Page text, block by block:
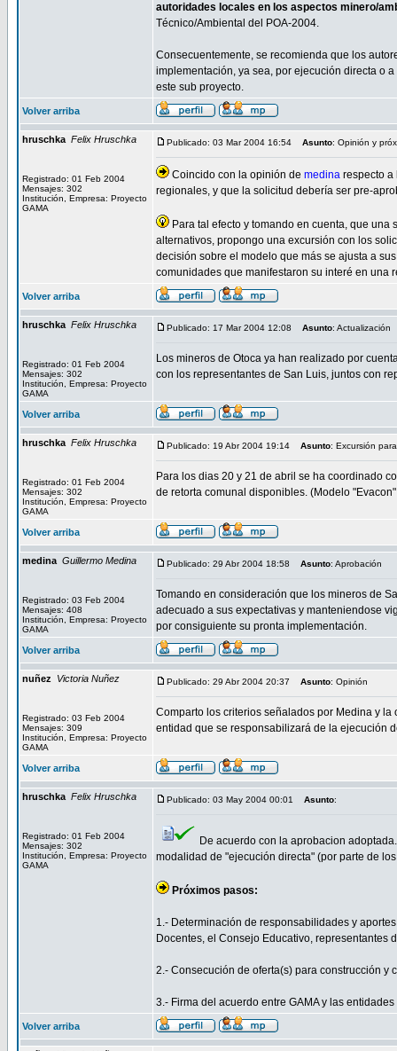
autoridades locales en los aspectos minero/
Técnico/Ambiental del POA-2004.
Consecuentemente, se recomienda que los
implementación, ya sea, por ejecución directa o
este sub proyecto.
Volver arriba
hruschka Felix Hruschka
Registrado: 01 Feb 2004
Mensajes: 302
Institución, Empresa: Proyecto
GAMA
Publicado: 03 Mar 2004 16:54 Asunto: Opinión y
Coincido con la opinión de medina respecto a
regionales, y que la solicitud debería ser pre-
Para tal efecto y tomando en cuenta, que
alternativos, propongo una excursión con los
decisión sobre el modelo que más se ajusta a
comunidades que manifestaron su interé en una
Volver arriba
hruschka Felix Hruschka
Registrado: 01 Feb 2004
Mensajes: 302
Institución, Empresa: Proyecto
GAMA
Publicado: 17 Mar 2004 12:08 Asunto: Actualización
Los mineros de Otoca ya han realizado por
con los representantes de San Luis, juntos con
Volver arriba
hruschka Felix Hruschka
Registrado: 01 Feb 2004
Mensajes: 302
Institución, Empresa: Proyecto
GAMA
Publicado: 19 Abr 2004 19:14 Asunto: Excursión
Para los dias 20 y 21 de abril se ha coordinado
de retorta comunal disponibles. (Modelo
Volver arriba
medina Guillermo Medina
Registrado: 03 Feb 2004
Mensajes: 408
Institución, Empresa: Proyecto
GAMA
Publicado: 29 Abr 2004 18:58 Asunto: Aprobación
Tomando en consideración que los mineros de
adecuado a sus expectativas y manteniendose
por consiguiente su pronta implementación.
Volver arriba
nuñez Victoria Nuñez
Registrado: 03 Feb 2004
Mensajes: 309
Institución, Empresa: Proyecto
GAMA
Publicado: 29 Abr 2004 20:37 Asunto: Opinión
Comparto los criterios señalados por Medina y
entidad que se responsabilizará de la ejecución
Volver arriba
hruschka Felix Hruschka
Registrado: 01 Feb 2004
Mensajes: 302
Institución, Empresa: Proyecto
GAMA
Publicado: 03 May 2004 00:01 Asunto:
De acuerdo con la aprobacion
modalidad de "ejecución directa" (por parte de
Próximos pasos:
1.- Determinación de responsabilidades y
Docentes, el Consejo Educativo, representantes
2.- Consecución de oferta(s) para construcción y
3.- Firma del acuerdo entre GAMA y las
Volver arriba